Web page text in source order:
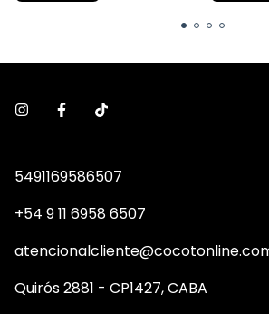
5491169586507
+54 9 11 6958 6507
Quirós 2881 - CP1427, CABA